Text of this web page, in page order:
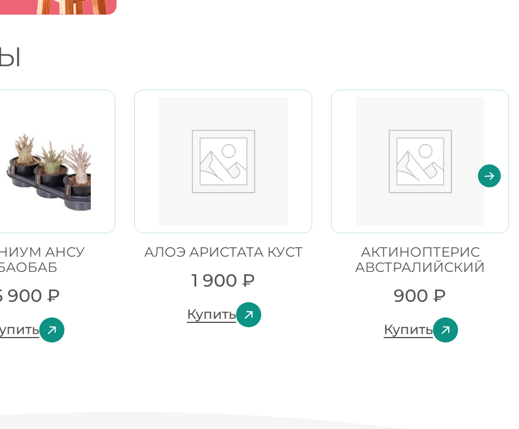
АНСУ
900 ₽
АЛОЭ АРИСТАТА КУСТ
1 900 ₽
Купить
АКТИНОПТЕРИС
АВСТРАЛИЙСКИЙ
900 ₽
Купить